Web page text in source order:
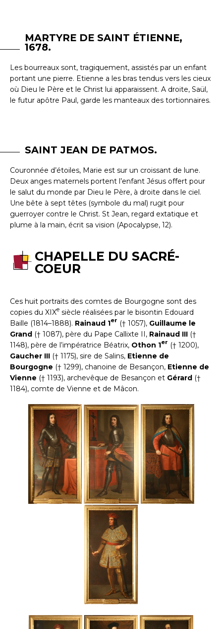
MARTYRE DE SAINT ÉTIENNE,
1678.
Les bourreaux sont, tragiquement, assistés par un enfant
portant une pierre. Etienne a les bras tendus vers les cieux
où Dieu le Père et le Christ lui apparaissent. A droite, Saül,
le futur apôtre Paul, garde les manteaux des tortionnaires.
SAINT JEAN DE PATMOS.
Couronnée d’étoiles, Marie est sur un croissant de lune.
Deux anges maternels portent l’enfant Jésus offert pour
le salut du monde par Dieu le Père, à droite dans le ciel.
Une bête à sept têtes (symbole du mal) rugit pour
guerroyer contre le Christ. St Jean, regard extatique et
plume à la main, écrit sa vision (Apocalypse, 12).
CHAPELLE DU SACRÉ-
COEUR
Ces huit portraits des comtes de Bourgogne sont des
copies du XIXe siècle réalisées par le bisontin Edouard
Baille (1814–1888). Rainaud 1er († 1057), Guillaume le
Grand († 1087), père du Pape Callixte II, Rainaud III (†
1148), père de l’impératrice Béatrix, Othon 1er († 1200),
Gaucher III († 1175), sire de Salins, Etienne de
Bourgogne († 1299), chanoine de Besançon, Etienne de
Vienne († 1193), archevêque de Besançon et Gérard (†
1184), comte de Vienne et de Mâcon.